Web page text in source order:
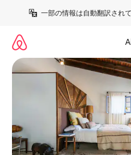
一部の情報は自動翻訳されて